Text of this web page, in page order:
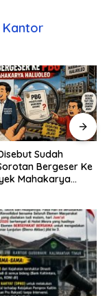
Kantor
Sudah
Bergeser Ke
Mahakarya